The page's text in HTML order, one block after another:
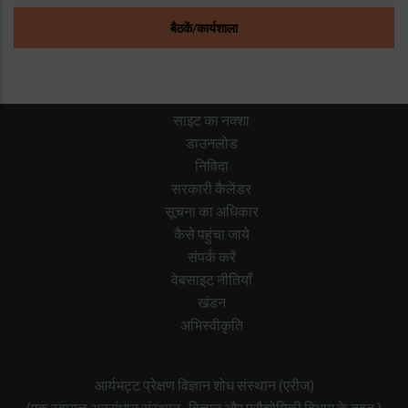
बैठकें/कार्यशाला
साइट का नक्शा
डाउनलोड
निविदा
सरकारी कैलेंडर
सूचना का अधिकार
कैसे पहुंचा जाये
संपर्क करें
वेबसाइट नीतियाँ
खंडन
अभिस्वीकृति
आर्यभट्ट प्रेक्षण विज्ञान शोध संस्थान (एरीज)